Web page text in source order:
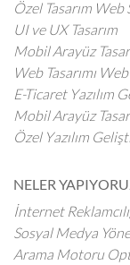
Özel Tasarım Web
UI ve UX Tasarım
Mobil Arayüz
Web Tasarımı
E-Ticaret Yazılım
Mobil Arayüz
Özel Yazılım
NELER
İnternet
Sosyal Medya
Arama Motoru